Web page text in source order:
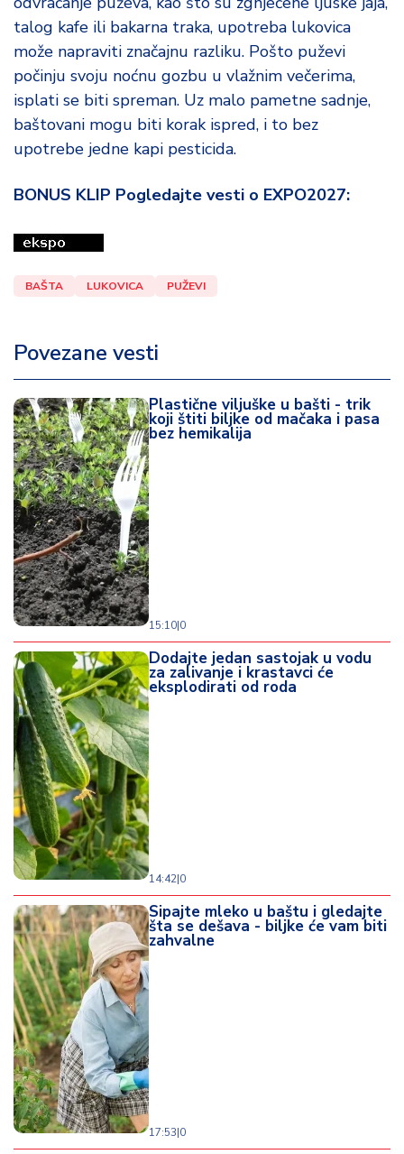
talog kafe ili bakarna traka, upotreba lukovica
može napraviti značajnu razliku. Pošto puževi
počinju svoju noćnu gozbu u vlažnim večerima,
isplati se biti spreman. Uz malo pametne sadnje,
baštovani mogu biti korak ispred, i to bez
upotrebe jedne kapi pesticida.
BONUS KLIP Pogledajte vesti o EXPO2027:
BAŠTA LUKOVICA PUŽEVI
Povezane vesti
Plastične viljuške u bašti - trik
koji štiti biljke od mačaka i pasa
bez hemikalija
15:10|0
Dodajte jedan sastojak u vodu
za zalivanje i krastavci će
eksplodirati od roda
14:42|0
Sipajte mleko u baštu i gledajte
šta se dešava - biljke će vam biti
zahvalne
17:53|0